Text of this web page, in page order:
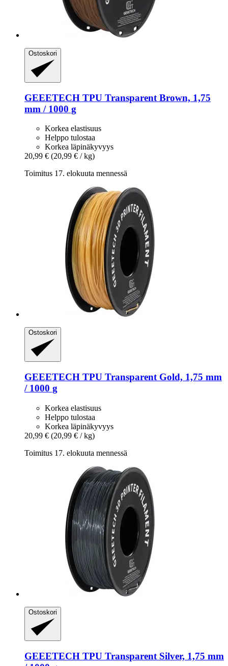
Ostoskori
GEEETECH TPU Transparent Brown, 1,75
mm / 1000 g
Korkea elastisuus
Helppo tulostaa
Korkea läpinäkyvyys
20,99 € (20,99 € / kg)
Toimitus 17. elokuuta mennessä
Ostoskori
GEEETECH TPU Transparent Gold, 1,75 mm
/ 1000 g
Korkea elastisuus
Helppo tulostaa
Korkea läpinäkyvyys
20,99 € (20,99 € / kg)
Toimitus 17. elokuuta mennessä
Ostoskori
GEEETECH TPU Transparent Silver, 1,75 mm